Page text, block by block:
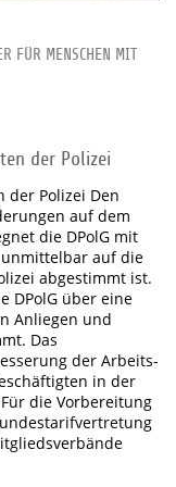
FÜR MENSCHEN MIT
der Polizei
der Polizei Den
auf dem
die DPolG mit
auf die
abgestimmt ist.
DPolG über eine
Anliegen und
Das
der Arbeits-
in der
die Vorbereitung